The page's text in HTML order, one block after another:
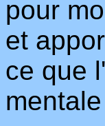
pour
et
ce que